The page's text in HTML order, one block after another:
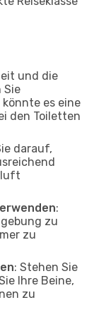
und die
Sie
es eine
den Toiletten
darauf,
:
zu
zu
: Stehen Sie
Ihre Beine,
zu